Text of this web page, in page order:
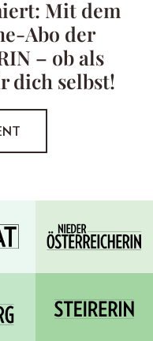
Mit dem
Abo der
– ob als
dich selbst!